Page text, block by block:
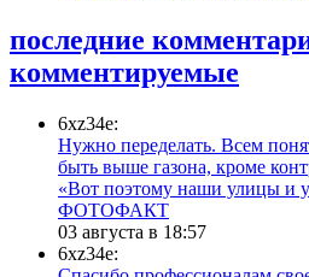
последние
комментируемые
6xz34e:
Нужно переделать. Всем
быть выше газона, кроме
«Вот поэтому наши улицы и
ФОТОФАКТ
03 августа в 18:57
6xz34e: